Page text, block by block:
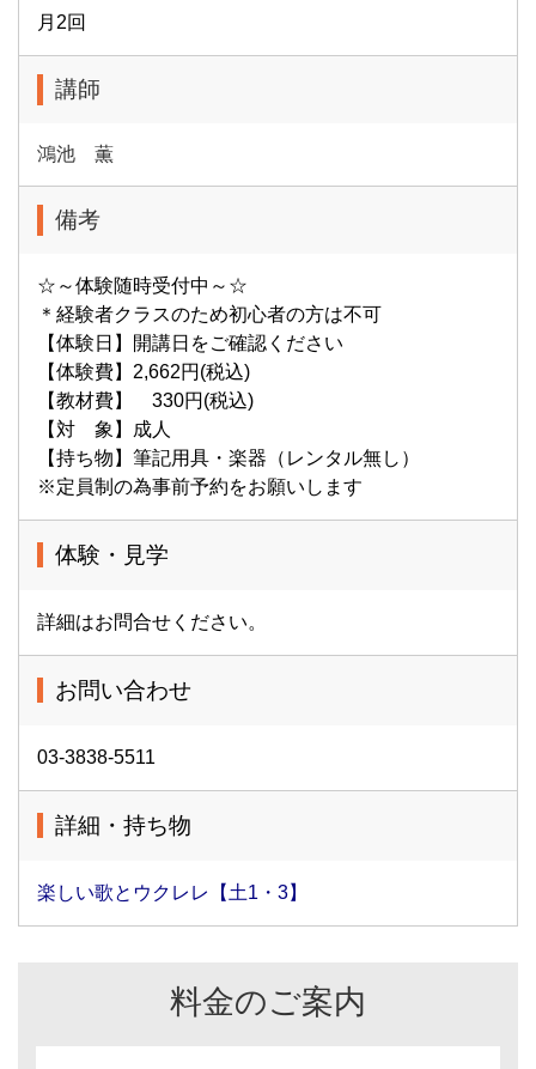
月2回
講師
鴻池 薫
備考
☆～体験随時受付中～☆
＊経験者クラスのため初心者の方は不可
【体験日】開講日をご確認ください
【体験費】2,662円(税込)
【教材費】 330円(税込)
【対 象】成人
【持ち物】筆記用具・楽器（レンタル無し）
※定員制の為事前予約をお願いします
体験・見学
詳細はお問合せください。
お問い合わせ
03-3838-5511
詳細・持ち物
楽しい歌とウクレレ【土1・3】
料金のご案内